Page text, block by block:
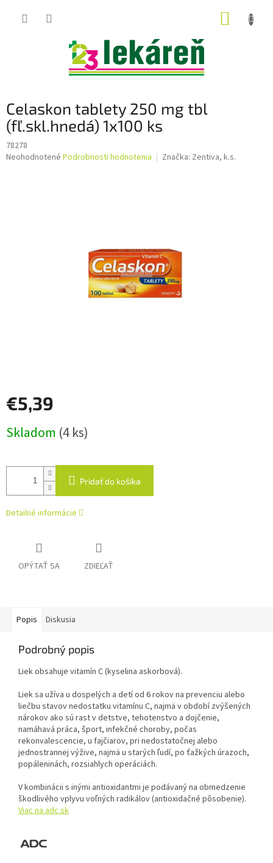
Celaskon tablety 250 mg tbl
(fľ.skl.hnedá) 1x100 ks
78278
Priemerné
Neohodnotené Podrobnosti hodnotenia Značka: Zentiva, k.s.
€5,39
cena:
Skladom (4 ks)
Pridať do košíka
Detailné informácie
OPÝTAŤ SA ZDIEĽAŤ
Popis Diskusia
Podrobný popis
Liek obsahuje vitamín C (kyselina askorbová).
Liek sa užíva u dospelých a detí od 6 rokov na prevenciu alebo
liečbu stavov nedostatku vitamínu C, najmä v období zvýšených
nárokov ako sú rast v detstve, tehotenstvo a dojčenie,
namáhavá práca, šport, infekčné choroby, počas
rekonvalescencie, u fajčiarov, pri nedostatočnej alebo
jednostrannej výžive, najmä u starých ľudí, po ťažkých úrazoch,
popáleninách, rozsiahlych operáciách.
V kombinácii s inými antioxidantmi je podávaný na obmedzenie
škodlivého vplyvu voľných radikálov (antioxidačné pôsobenie).
Viac na adc.sk